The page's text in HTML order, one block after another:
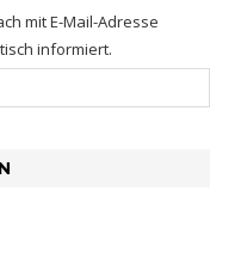
mit E-Mail-Adresse
informiert.